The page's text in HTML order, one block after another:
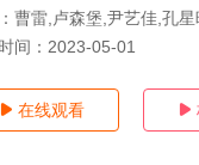
曹雷,卢森堡,尹艺佳,孔
间： 2023-05-01
 在线观看 